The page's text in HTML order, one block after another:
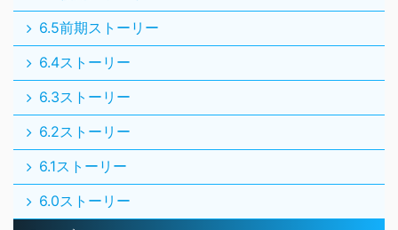
6.5前期ストーリー
6.4ストーリー
6.3ストーリー
6.2ストーリー
6.1ストーリー
6.0ストーリー